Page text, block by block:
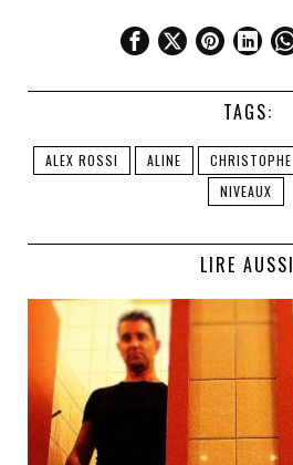
TAGS:
ALEX ROSSI ALINE CHRISTOPHE
NIVEAUX
LIRE AUSSI